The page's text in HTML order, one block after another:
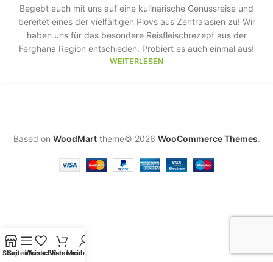
Begebt euch mit uns auf eine kulinarische Genussreise und
bereitet eines der vielfältigen Plovs aus Zentralasien zu! Wir
haben uns für das besondere Reisfleischrezept aus der
Ferghana Region entschieden. Probiert es auch einmal aus!
WEITERLESEN
Based on WoodMarttheme© 2026 WooCommerce Themes.
Shop
Seitenleiste
WunschlisteWarenkorbMein Konto